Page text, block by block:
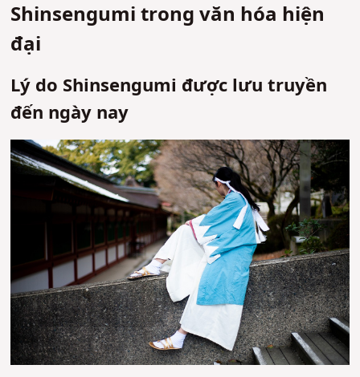
Shinsengumi trong văn hóa hiện
đại
Lý do Shinsengumi được lưu truyền
đến ngày nay